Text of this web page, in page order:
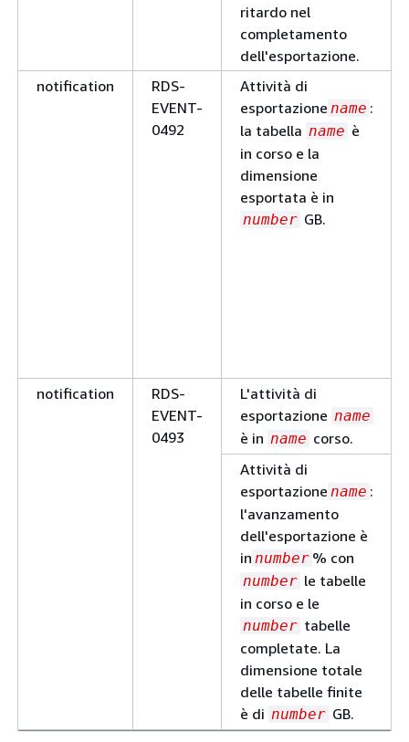
Preparazione
dell'aggiornamento in
corso:
Avvio di patch offline
istanze DB nella
partizionename
il cluster DB:.
database. Attendere
finestra di
successiva oppure
aggiornare il sistema
operativo del cluster
database
La versione del
cluster DBname
modificata da
per allinearla
current_version
nuovo cluster
primario dopo un
EVENT-
La versioneversion
esecuzione del
ritardo nel
completamento
dell'esportazione.
notification
RDS-
EVENT-
0492
Attività di
esportazione name :
la tabella name è
in corso e la
dimensione
esportata è in
number GB.
notification
RDS-
EVENT-
0493
L'attività di
esportazione name
è in name corso.
Attività di
esportazione name :
l'avanzamento
dell'esportazione è
in number % con
number le tabelle
in corso e le
number tabelle
completate. La
dimensione totale
delle tabelle finite
è di number GB.